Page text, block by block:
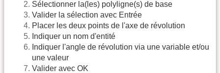
Sélectionner la(les) polyligne(s) de base
Valider la sélection avec Entrée
Placer les deux points de l'axe de révolution
Indiquer un nom d'entité
Indiquer l'angle de révolution via une variable et/ou
une valeur
Valider avec OK